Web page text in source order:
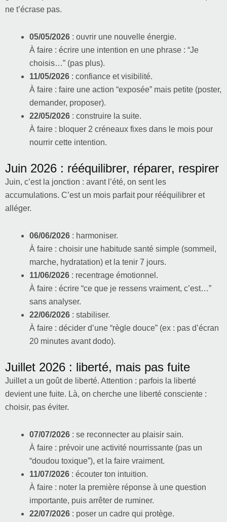
ne t’écrase pas.
05/05/2026 : ouvrir une nouvelle énergie.
À faire : écrire une intention en une phrase : “Je
choisis…” (pas plus).
11/05/2026 : confiance et visibilité.
À faire : faire une action “exposée” mais petite (poster,
demander, proposer).
22/05/2026 : construire la suite.
À faire : bloquer 2 créneaux fixes dans le mois pour
nourrir cette intention.
Juin 2026 : rééquilibrer, réparer, respirer
Juin, c’est la jonction : avant l’été, on sent les
accumulations. C’est un mois parfait pour rééquilibrer et
alléger.
06/06/2026 : harmoniser.
À faire : choisir une habitude santé simple (sommeil,
marche, hydratation) et la tenir 7 jours.
11/06/2026 : recentrage émotionnel.
À faire : écrire “ce que je ressens vraiment, c’est…”
sans analyser.
22/06/2026 : stabiliser.
À faire : décider d’une “règle douce” (ex : pas d’écran
20 minutes avant dodo).
Juillet 2026 : liberté, mais pas fuite
Juillet a un goût de liberté. Attention : parfois la liberté
devient une fuite. Là, on cherche une liberté consciente :
choisir, pas éviter.
07/07/2026 : se reconnecter au plaisir sain.
À faire : prévoir une activité nourrissante (pas un
“doudou toxique”), et la faire vraiment.
11/07/2026 : écouter ton intuition.
À faire : noter la première réponse à une question
importante, puis arrêter de ruminer.
22/07/2026 : poser un cadre qui protège.